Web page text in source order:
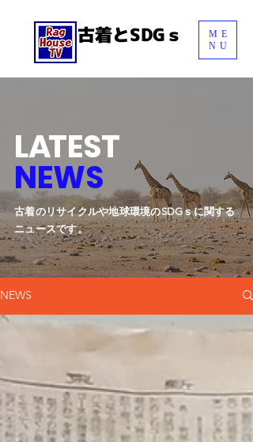
古着とSDGｓ
ME
NU
NEWS
LATEST
NEWS
​古着のリサイクルや地球環境のSDGｓに関する
ニュースです。